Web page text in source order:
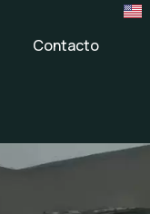
Contacto